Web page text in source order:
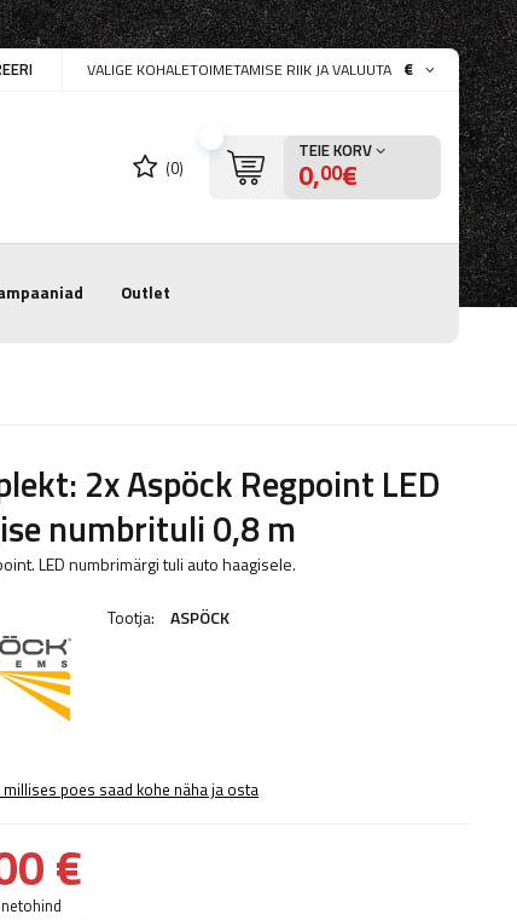
VALIGE KOHALETOIMETAMISE RIIK JA VALUUTA €
(0)
TEIE KORV
0,00€
Outlet
2x Aspöck Regpoint LED
numbrituli 0,8 m
LED numbrimärgi tuli auto haagisele.
Tootja: ASPÖCK
millises poes saad kohe näha ja osta
€
netohind